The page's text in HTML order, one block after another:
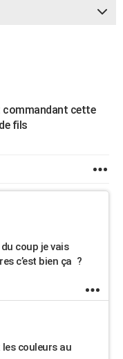
commandant cette
fils
coup je vais
c’est bien ça ?
couleurs au